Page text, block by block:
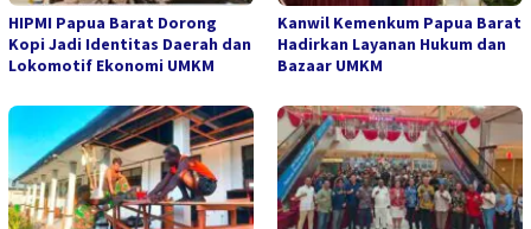
HIPMI Papua Barat Dorong
Kopi Jadi Identitas Daerah dan
Lokomotif Ekonomi UMKM
Kanwil Kemenkum Papua Barat
Hadirkan Layanan Hukum dan
Bazaar UMKM